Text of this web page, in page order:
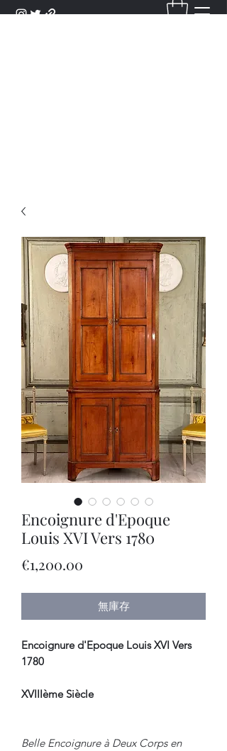
Encoignure d'Epoque
Louis XVI Vers 1780
€1,200.00
無庫存
Encoignure d'Epoque Louis XVI Vers
1780
XVIIIème Siècle
Belle Encoignure à Deux Corps en